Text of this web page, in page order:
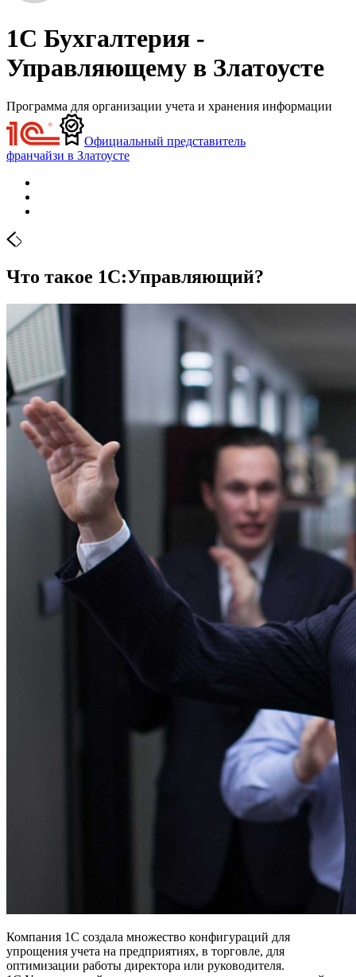
1С Бухгалтерия -
Управляющему в Златоусте
Программа для организации учета и хранения информации
Официальный представитель
франчайзи в Златоусте
Что такое 1С:Управляющий?
Компания 1С создала множество конфигураций для
упрощения учета на предприятиях, в торговле, для
оптимизации работы директора или руководителя.